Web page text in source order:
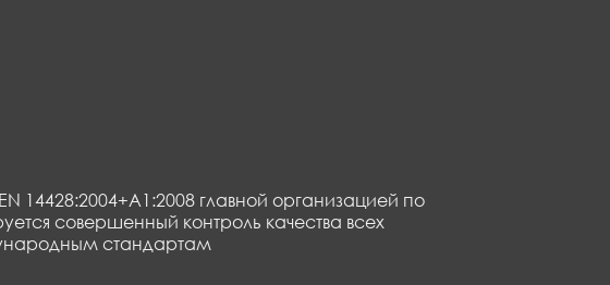
14428:2004+A1:2008 главной организацией по
совершенный контроль качества всех
стандартам